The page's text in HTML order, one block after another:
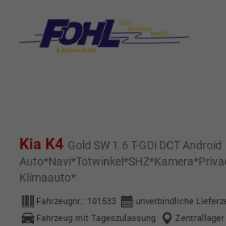
Kia K4 Gold SW 1.6 T-GDi DCT Android
Klimaauto*
Fahrzeugnr.: 101533 unverbindliche
Fahrzeug mit Tageszulassung
Zentrallager